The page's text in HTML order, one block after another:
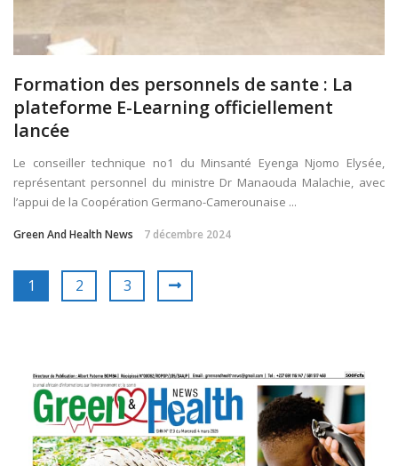
Formation des personnels de sante : La
plateforme E-Learning officiellement
lancée
Le conseiller technique no1 du Minsanté Eyenga Njomo Elysée,
représentant personnel du ministre Dr Manaouda Malachie, avec
l’appui de la Coopération Germano-Camerounaise ...
Green And Health News 7 décembre 2024
1 2 3